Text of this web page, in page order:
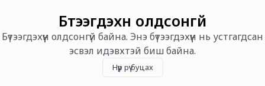
Бүтээгдэхүүн олдсонгүй
Бүтээгдэхүүн олдсонгүй байна. Энэ бүтээгдэхүүн нь устгагдсан
эсвэл идэвхтэй биш байна.
Нүүр рүү буцах